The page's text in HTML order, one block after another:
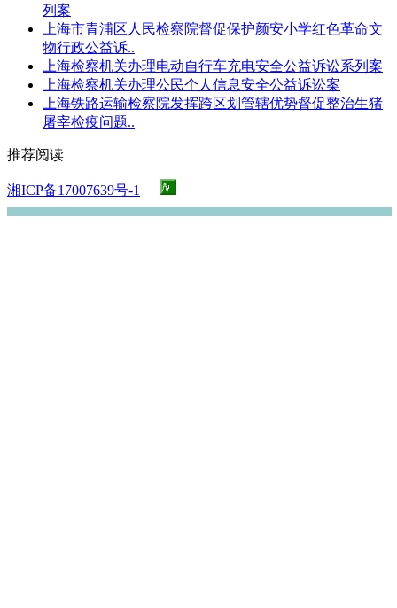
列案
上海市青浦区人民检察院督促保护颜安小学红色革命文
物行政公益诉..
上海检察机关办理电动自行车充电安全公益诉讼系列案
上海检察机关办理公民个人信息安全公益诉讼案
上海铁路运输检察院发挥跨区划管辖优势督促整治生猪
屠宰检疫问题..
推荐阅读
湘ICP备17007639号-1 |